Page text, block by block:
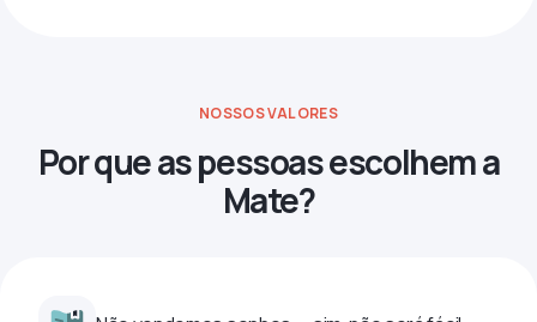
NOSSOS VALORES
Por que as pessoas escolhem a
Mate?